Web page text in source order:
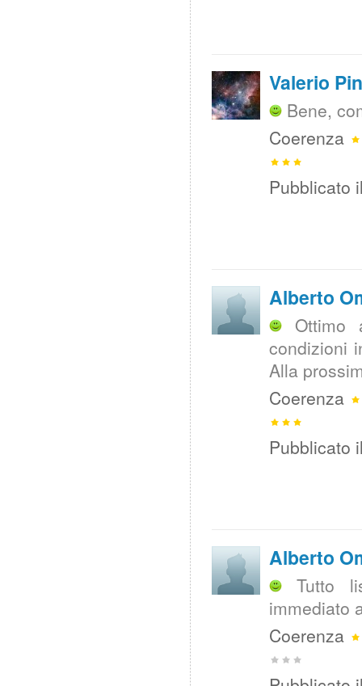
Valerio
Bene,
Coerenza
Pubblicato
Alberto
Ottimo
condizioni
Alla
Coerenza
Pubblicato
Alberto
Tutto
immediato
Coerenza